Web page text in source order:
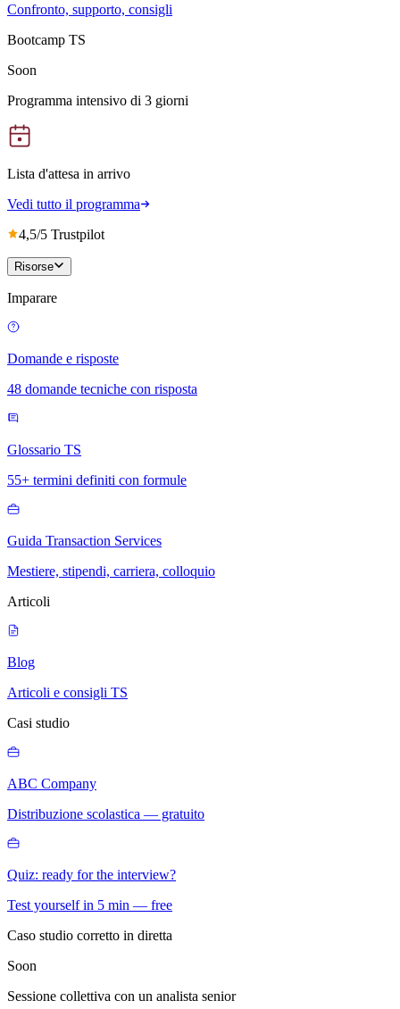
Confronto, supporto, consigli
Bootcamp TS
Soon
Programma intensivo di 3 giorni
Lista d'attesa in arrivo
Vedi tutto il programma
4,5/5 Trustpilot
Risorse
Imparare
Domande e risposte
48 domande tecniche con risposta
Glossario TS
55+ termini definiti con formule
Guida Transaction Services
Mestiere, stipendi, carriera, colloquio
Articoli
Blog
Articoli e consigli TS
Casi studio
ABC Company
Distribuzione scolastica — gratuito
Quiz: ready for the interview?
Test yourself in 5 min — free
Caso studio corretto in diretta
Soon
Sessione collettiva con un analista senior